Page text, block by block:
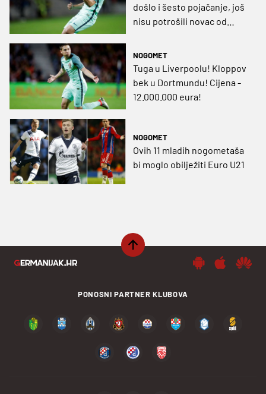
došlo i šesto pojačanje, još
nisu potrošili novac od
NOGOMET
Tuga u Liverpoolu! Kloppov
bek u Dortmundu! Cijena -
12.000.000 eura!
NOGOMET
Ovih 11 mladih nogometaša
bi moglo obilježiti Euro U21
PONOSNI PARTNER KLUBOVA